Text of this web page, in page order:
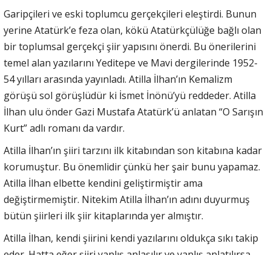
Garipçileri ve eski toplumcu gerçekçileri eleştirdi. Bunun
yerine Atatürk’e feza olan, kökü Atatürkçülüğe bağlı olan
bir toplumsal gerçekçi şiir yapısını önerdi. Bu önerilerini
temel alan yazılarını Yeditepe ve Mavi dergilerinde 1952-
54 yılları arasında yayınladı. Atilla İlhan’ın Kemalizm
görüşü sol görüşlüdür ki İsmet İnönü’yü reddeder. Atilla
İlhan ulu önder Gazi Mustafa Atatürk’ü anlatan “O Sarışın
Kurt” adlı romanı da vardır.
Atilla İlhan’ın şiiri tarzını ilk kitabından son kitabına kadar
korumuştur. Bu önemlidir çünkü her şair bunu yapamaz.
Atilla İlhan elbette kendini geliştirmiştir ama
değiştirmemiştir. Nitekim Atilla İlhan’ın adını duyurmuş
bütün şiirleri ilk şiir kitaplarında yer almıştır.
Atilla İlhan, kendi şiirini kendi yazılarını oldukça sıkı takip